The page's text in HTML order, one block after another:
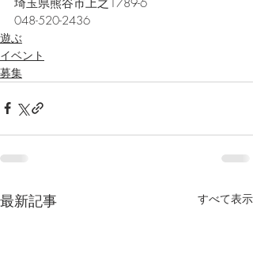
048-520-2436
遊ぶ
イベント
募集
最新記事 すべて表示